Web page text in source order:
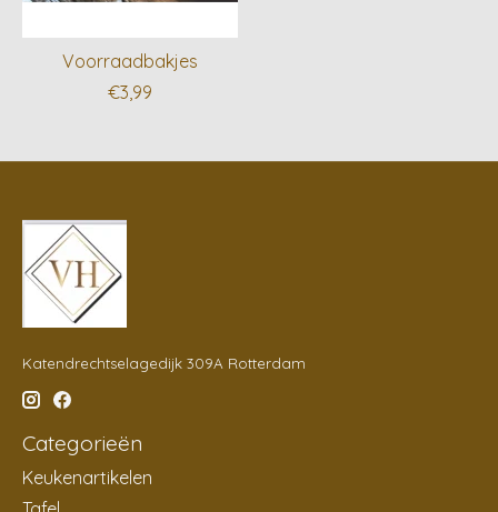
Voorraadbakjes
€3,99
Katendrechtselagedijk 309A Rotterdam
Categorieën
Keukenartikelen